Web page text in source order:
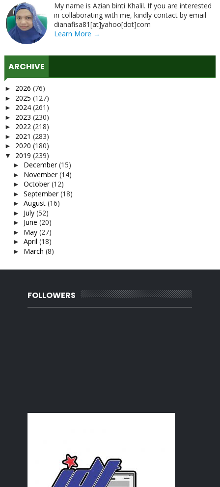
My name is Azian binti Khalil. If you are interested
in collaborating with me, kindly contact by email
dianafisa81[at]yahoo[dot]com
Learn More →
ARCHIVE
► 2026 (76)
► 2025 (127)
► 2024 (261)
► 2023 (230)
► 2022 (218)
► 2021 (283)
► 2020 (180)
▼ 2019 (239)
► December(15)
► November(14)
► October(12)
► September(18)
► August (16)
► July (52)
► June (20)
► May (27)
► April (18)
► March (8)
▼January(27)
Semangat merudum la pulak
WW : Gambar pasport pertama - utk daftar tadika
Lupa buat report
Belon Udara Panas Lakukan Pendaratan Cemas
Pantang Larang Seorang Abah
Cara Betul Tanam Serai
Koleksi PU Azman : Iron Tudung
Siram Bayem..
FOLLOWERS